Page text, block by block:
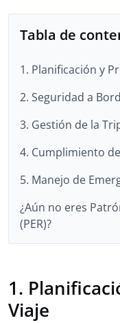
Tabla de
1. Planificación y
2. Seguridad a
3. Gestión de la
4. Cumplimiento
5. Manejo de
¿Aún no eres
(PER)?
1.
Viaje